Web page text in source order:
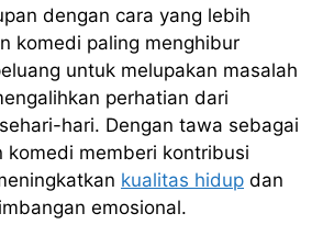
dengan cara yang lebih
komedi paling menghibur
untuk melupakan masalah
perhatian dari
hari. Dengan tawa sebagai
komedi memberi kontribusi
kualitas hidup dan
emosional.